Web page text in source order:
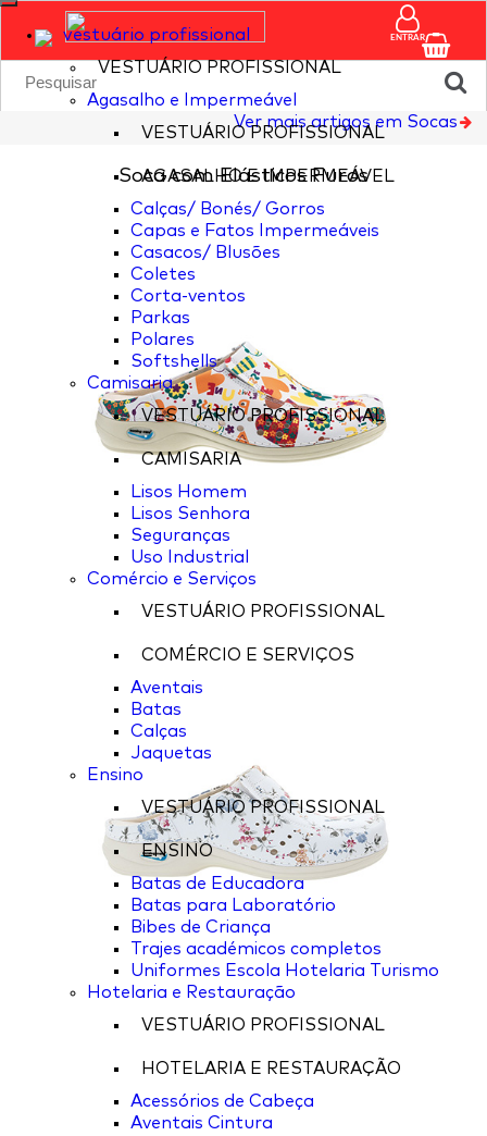
vestuário profissional
VESTUÁRIO PROFISSIONAL
Agasalho e Impermeável
VESTUÁRIO PROFISSIONAL
AGASALHO E IMPERMEÁVEL
Calças/ Bonés/ Gorros
Capas e Fatos Impermeáveis
Casacos/ Blusões
Coletes
Corta-ventos
Parkas
Polares
Softshells
Camisaria
VESTUÁRIO PROFISSIONAL
CAMISARIA
Lisos Homem
Lisos Senhora
Seguranças
Uso Industrial
Comércio e Serviços
VESTUÁRIO PROFISSIONAL
COMÉRCIO E SERVIÇOS
Aventais
Batas
Calças
Jaquetas
Ensino
VESTUÁRIO PROFISSIONAL
ENSINO
Batas de Educadora
Batas para Laboratório
Bibes de Criança
Trajes académicos completos
Uniformes Escola Hotelaria Turismo
Hotelaria e Restauração
VESTUÁRIO PROFISSIONAL
HOTELARIA E RESTAURAÇÃO
Acessórios de Cabeça
Aventais Cintura
ENTRAR
Ver mais artigos em Socas
Soca com Elásticos Furos